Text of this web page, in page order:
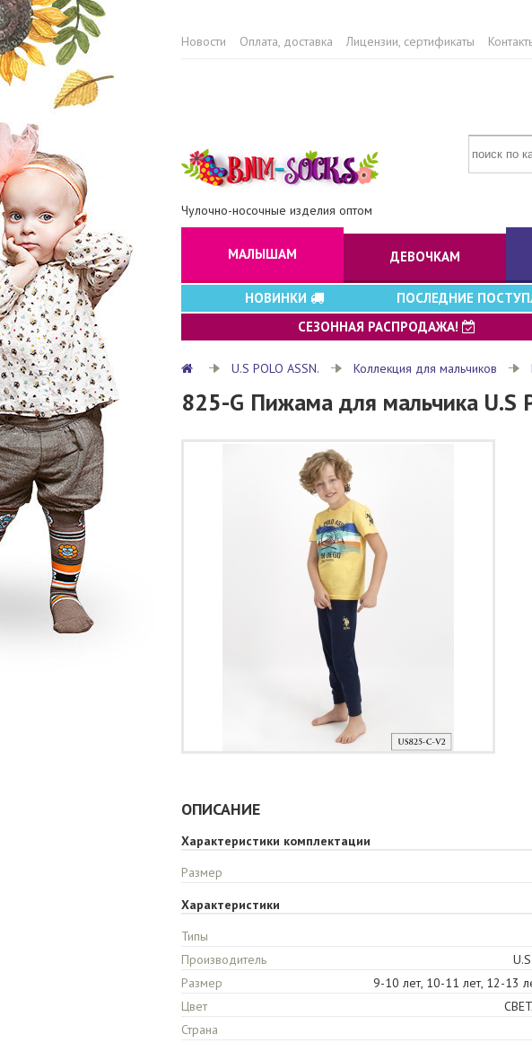
Новости Оплата, доставка Лицензии, сертификаты
Чулочно-носочные изделия оптом
МАЛЫШАМ ДЕВОЧКАМ
НОВИНКИ ПОСЛЕДНИЕ
СЕЗОННАЯ РАСПРОДАЖА!
U.S POLO ASSN. Коллекция для мальчиков
825-G Пижама для мальчика
ОПИСАНИЕ
Характеристики комплектации
Размер
Характеристики
Типы
Производитель
Размер
9-10 лет, 10-11 лет, 12-13
Цвет
Страна